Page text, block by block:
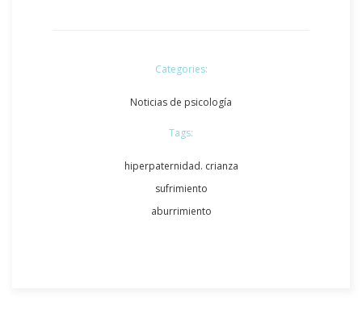
Categories:
Noticias de psicología
Tags:
hiperpaternidad. crianza
sufrimiento
aburrimiento